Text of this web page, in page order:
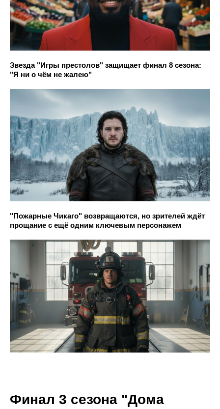
Звезда "Игры престолов" защищает финал 8 сезона:
"Я ни о чём не жалею"
"Пожарные Чикаго" возвращаются, но зрителей ждёт
прощание с ещё одним ключевым персонажем
Финал 3 сезона "Дома